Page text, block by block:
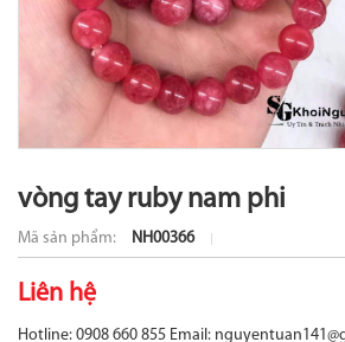
vòng tay ruby nam phi
Mã sản phẩm: NH00366
Liên hệ
Hotline: 0908 660 855 Email: